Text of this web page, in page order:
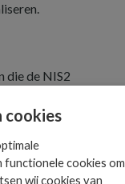
die de NIS2
van
cookies
functionele cookies om
wij cookies van